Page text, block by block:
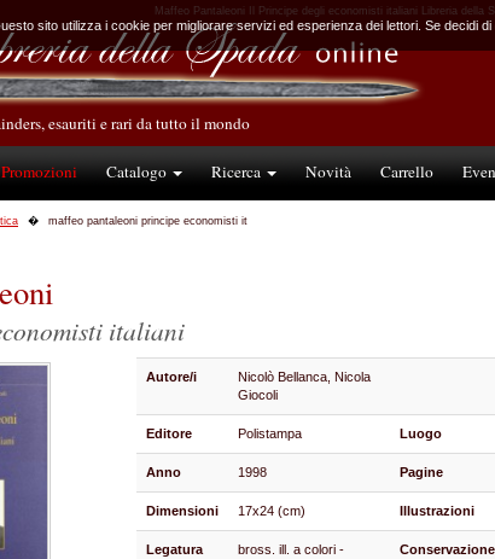
Maffeo Pantaleoni Il Principe degli economisti italiani Libreria
esauriti e rari da tutto il mondo
Promozioni Catalogo Ricerca Novità Carrello
maffeo pantaleoni principe economisti it
italiani
Autore/i
Nicolò Bellanca, Nicola
Giocoli
Editore Polistampa Luogo
Anno 1998 Pagine
Dimensioni 17x24 (cm) Illustrazioni
Legatura
bross. ill. a colori -
Conservazione
sito utilizza i cookie per migliorare servizi ed esperienza dei lettori. Se decidi